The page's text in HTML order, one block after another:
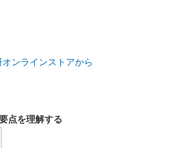
ンラインストアから
点を理解する